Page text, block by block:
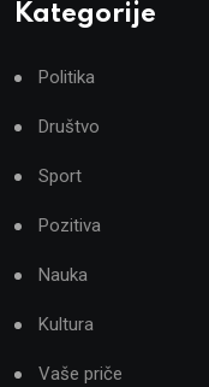
Kategorije
Politika
Društvo
Sport
Pozitiva
Nauka
Kultura
Vaše priče